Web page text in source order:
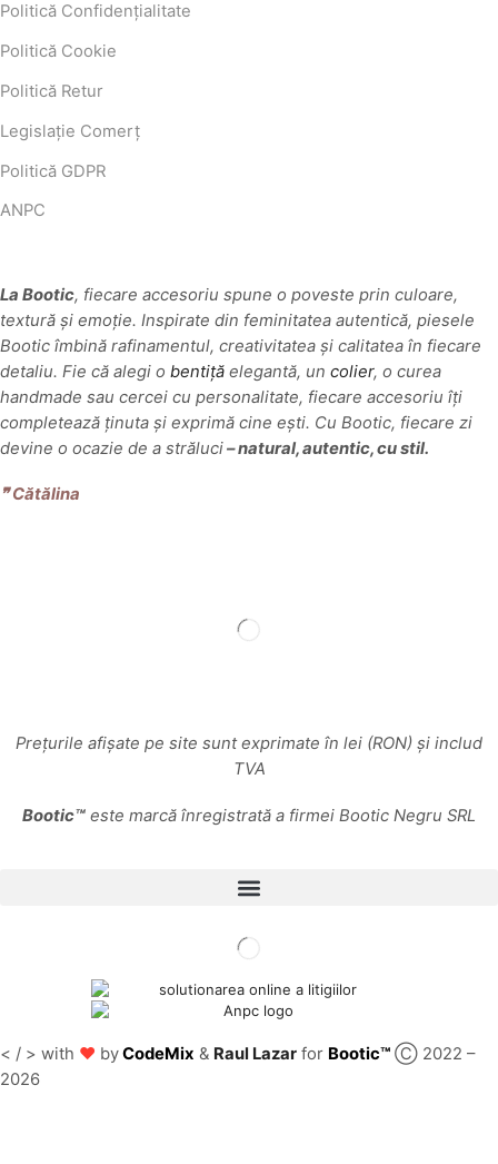
Politică Confidențialitate
Politică Cookie
Politică Retur
Legislație Comerț
Politică GDPR
ANPC
La Bootic, fiecare accesoriu spune o poveste prin culoare,
textură și emoție. Inspirate din feminitatea autentică, piesele
Bootic îmbină rafinamentul, creativitatea și calitatea în fiecare
detaliu. Fie că alegi o bentiță elegantă, un colier, o curea
handmade sau cercei cu personalitate, fiecare accesoriu îți
completează ținuta și exprimă cine ești. Cu Bootic, fiecare zi
devine o ocazie de a străluci– natural, autentic, cu stil.
❞‬ Cătălina
Prețurile afișate pe site sunt exprimate în lei (RON) și includ
TVA
Bootic™ este marcă înregistrată a firmei Bootic Negru SRL
< / > with ♥ byCodeMix & Raul Lazar for Bootic™ Ⓒ 2022 –
2026